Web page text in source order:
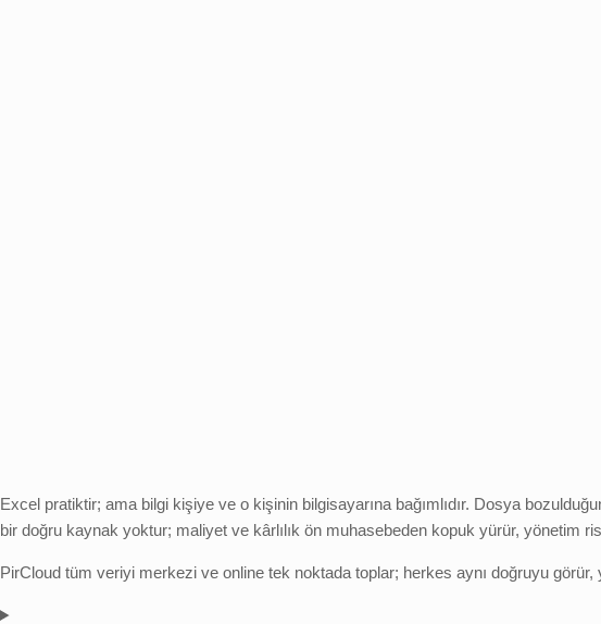
Excel pratiktir; ama bilgi kişiye ve o kişinin bilgisayarına bağımlıdır. Dosya
bir doğru kaynak yoktur; maliyet ve kârlılık ön muhasebeden kopuk yürür, yönetim
PirCloud tüm veriyi merkezi ve online tek noktada toplar; herkes aynı doğruyu